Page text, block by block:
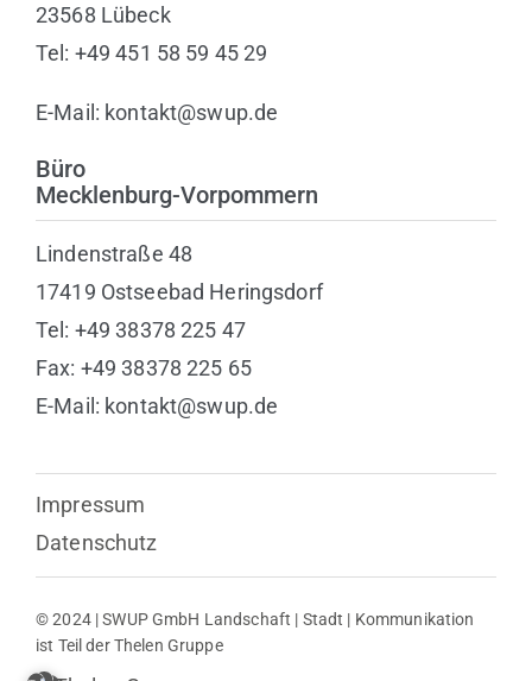
23568 Lübeck
Tel: +49 451 58 59 45 29
E-Mail: kontakt@swup.de
Büro
Mecklenburg-Vorpommern
Lindenstraße 48
17419 Ostseebad Heringsdorf
Tel: +49 38378 225 47
Fax: +49 38378 225 65
E-Mail: kontakt@swup.de
Impressum
Datenschutz
© 2024 | SWUP GmbH Landschaft | Stadt | Kommunikation
ist Teil der Thelen Gruppe